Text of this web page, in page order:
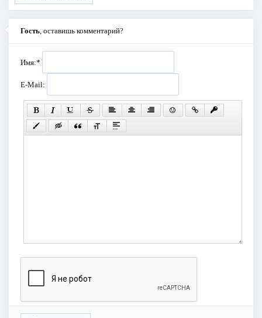
Гость , оставишь комментарий?
Имя:*
E-Mail: